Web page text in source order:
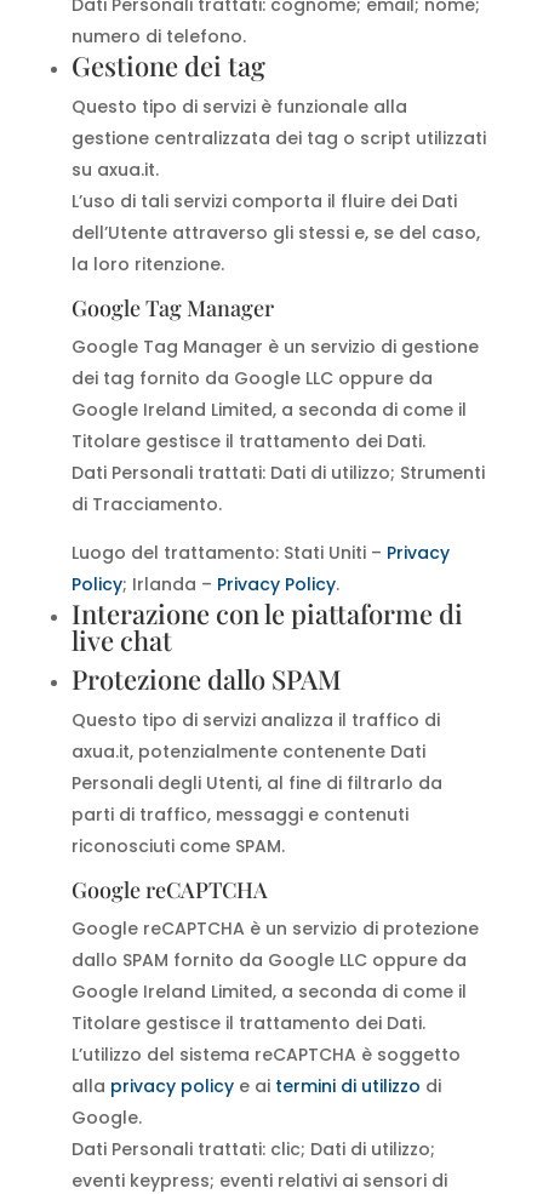
Dati Personali trattati: cognome; email; nome;
numero di telefono.
Gestione dei tag
Questo tipo di servizi è funzionale alla
gestione centralizzata dei tag o script utilizzati
su axua.it.
L’uso di tali servizi comporta il fluire dei Dati
dell’Utente attraverso gli stessi e, se del caso,
la loro ritenzione.
Google Tag Manager
Google Tag Manager è un servizio di gestione
dei tag fornito da Google LLC oppure da
Google Ireland Limited, a seconda di come il
Titolare gestisce il trattamento dei Dati.
Dati Personali trattati: Dati di utilizzo; Strumenti
di Tracciamento.
Luogo del trattamento: Stati Uniti – Privacy
Policy; Irlanda – Privacy Policy.
Interazione con le piattaforme di
live chat
Protezione dallo SPAM
Questo tipo di servizi analizza il traffico di
axua.it, potenzialmente contenente Dati
Personali degli Utenti, al fine di filtrarlo da
parti di traffico, messaggi e contenuti
riconosciuti come SPAM.
Google reCAPTCHA
Google reCAPTCHA è un servizio di protezione
dallo SPAM fornito da Google LLC oppure da
Google Ireland Limited, a seconda di come il
Titolare gestisce il trattamento dei Dati.
L’utilizzo del sistema reCAPTCHA è soggetto
alla privacy policye ai termini di utilizzo di
Google.
Dati Personali trattati: clic; Dati di utilizzo;
eventi keypress; eventi relativi ai sensori di